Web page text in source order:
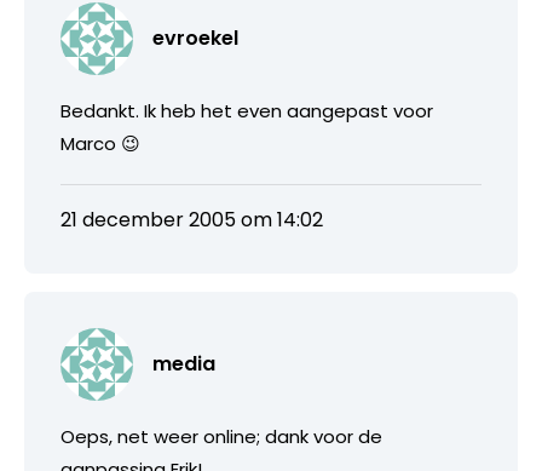
evroekel
Bedankt. Ik heb het even aangepast voor
Marco 😉
21 december 2005 om 14:02
media
Oeps, net weer online; dank voor de